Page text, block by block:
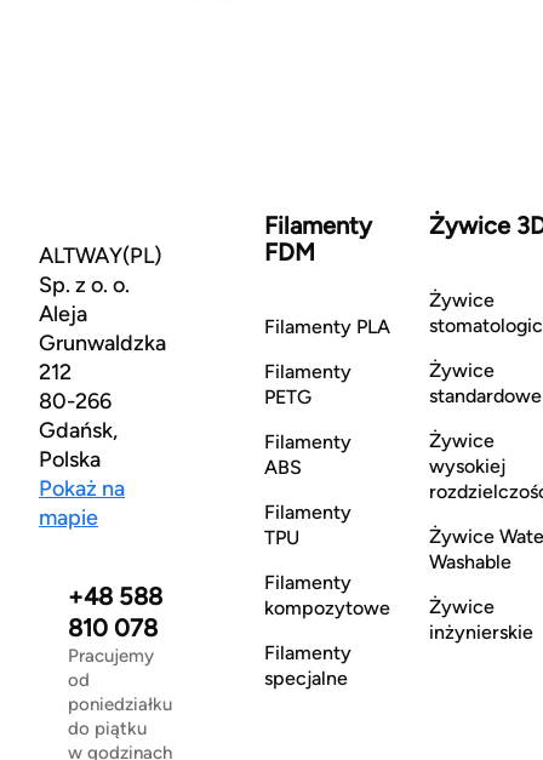
ALTWAY(PL)
Sp. z o. o.
Aleja
Grunwaldzka
212
80-266
Gdańsk,
Polska
Pokaż na
mapie
+48 588
810 078
Pracujemy
od
poniedziałku
do piątku
w godzinach
Filamenty
FDM
Filamenty PLA
Filamenty
PETG
Filamenty
ABS
Filamenty
TPU
Filamenty
kompozytowe
Filamenty
specjalne
Żywice
Żywice
Żywice
standardowe
Żywice
wysokiej
Żywice
Washable
Żywice
inżynierskie